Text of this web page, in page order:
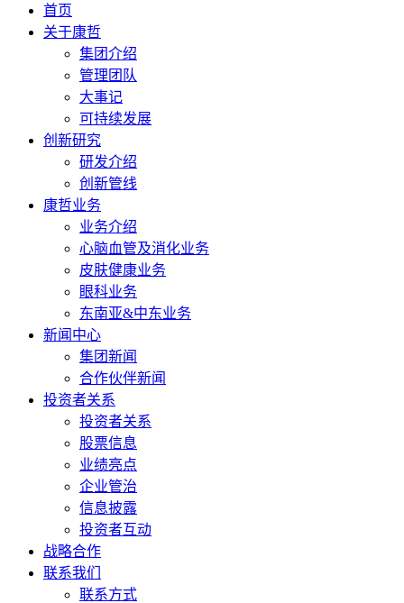
首页
关于康哲
集团介绍
管理团队
大事记
可持续发展
创新研究
研发介绍
创新管线
康哲业务
业务介绍
心脑血管及消化业务
皮肤健康业务
眼科业务
东南亚&中东业务
新闻中心
集团新闻
合作伙伴新闻
投资者关系
投资者关系
股票信息
业绩亮点
企业管治
信息披露
投资者互动
战略合作
联系我们
联系方式